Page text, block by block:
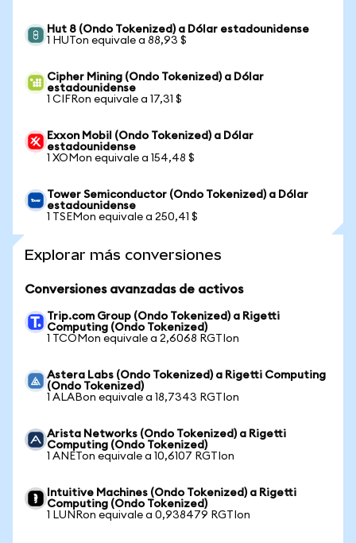
Hut 8 (Ondo Tokenized) a Dólar estadounidense
1 HUTon equivale a 88,93 $
Cipher Mining (Ondo Tokenized) a Dólar
estadounidense
1 CIFRon equivale a 17,31 $
Exxon Mobil (Ondo Tokenized) a Dólar
estadounidense
1 XOMon equivale a 154,48 $
Tower Semiconductor (Ondo Tokenized) a Dólar
estadounidense
1 TSEMon equivale a 250,41 $
Explorar más conversiones
Conversiones avanzadas de activos
Trip.com Group (Ondo Tokenized) a Rigetti
Computing (Ondo Tokenized)
1 TCOMon equivale a 2,6068 RGTIon
Astera Labs (Ondo Tokenized) a Rigetti Computing
(Ondo Tokenized)
1 ALABon equivale a 18,7343 RGTIon
Arista Networks (Ondo Tokenized) a Rigetti
Computing (Ondo Tokenized)
1 ANETon equivale a 10,6107 RGTIon
Intuitive Machines (Ondo Tokenized) a Rigetti
Computing (Ondo Tokenized)
1 LUNRon equivale a 0,938479 RGTIon